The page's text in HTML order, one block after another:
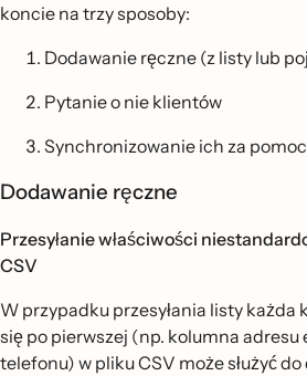
koncie na trzy sposoby:
Dodawanie ręczne (z listy lub
Pytanie o nie klientów
Synchronizowanie ich za
Dodawanie ręczne
Przesyłanie właściwości
CSV
W przypadku przesyłania listy każda
się po pierwszej (np. kolumna
telefonu) w pliku CSV może służyć